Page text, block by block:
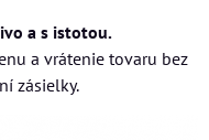
a s istotou.
a vrátenie tovaru bez
zásielky.